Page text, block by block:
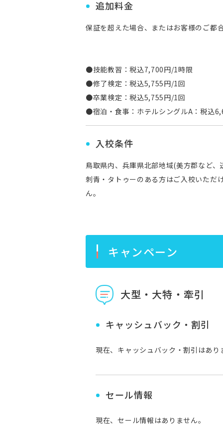
追加料金
保証を超えた場合、またはお客様のご都
●技能教習：税込7,700円/1時限
●修了検定：税込5,755円/1回
●卒業検定：税込5,755円/1回
●宿泊・食事：ホテルシングルA：税込
入校条件
鳥取県内、兵庫県北部地域(美方郡など
刺青・タトゥーのある方はご入校いただ
ん
キャンペーン
大型・大特・牽引
キャッシュバック・割引
現在、キャッシュバック・割引はあり
セール情報
現在、セール情報はありません。